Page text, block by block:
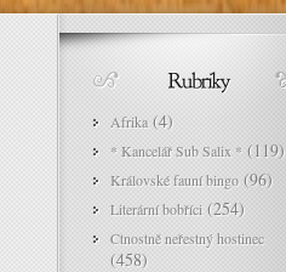
Afrika (4)
* Kancelář Sub Salix * (119)
Královské fauní bingo(96)
Literární bobříci (254)
Ctnostně neřestný hostinec
(458)